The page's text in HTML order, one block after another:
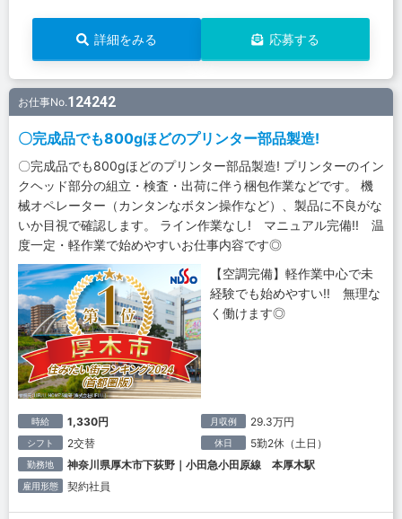
詳細をみる 応募する
お仕事No.124242
〇完成品でも800gほどのプリンター部品製造!
〇完成品でも800gほどのプリンター部品製造! プリンターのイン
クヘッド部分の組立・検査・出荷に伴う梱包作業などです。 機
械オペレーター（カンタンなボタン操作など）、製品に不良がな
いか目視で確認します。 ライン作業なし! マニュアル完備!! 温
度一定・軽作業で始めやすいお仕事内容です◎
【空調完備】軽作業中心で未
経験でも始めやすい!! 無理な
く働けます◎
時給 1,330円 月収例 29.3万円
シフト 2交替 休日 5勤2休（土日）
勤務地 神奈川県厚木市下荻野｜小田急小田原線 本厚木駅
雇用形態 契約社員